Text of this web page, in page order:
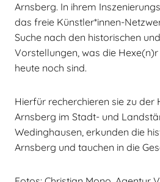
Arnsberg. In ihrem
das freie Künstler*innen-
Suche nach den historischen
Vorstellungen, was die
heute noch sind.
Hierfür recherchieren sie zu der
Arnsberg im Stadt- und
Wedinghausen, erkunden die
Arnsberg und tauchen in die